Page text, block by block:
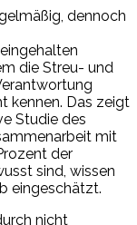
dennoch
die Streu- und
kennen. Das zeigt
Studie des
mit
der
sind, wissen
eingeschätzt.
nicht